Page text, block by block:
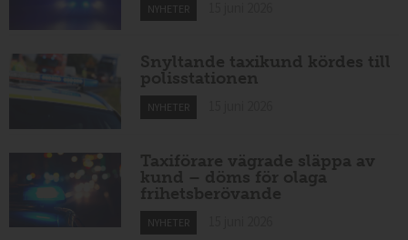
NYHETER
Snyltande taxikund kördes till
polisstationen
NYHETER
Taxiförare vägrade släppa av
kund – döms för olaga
frihetsberövande
NYHETER